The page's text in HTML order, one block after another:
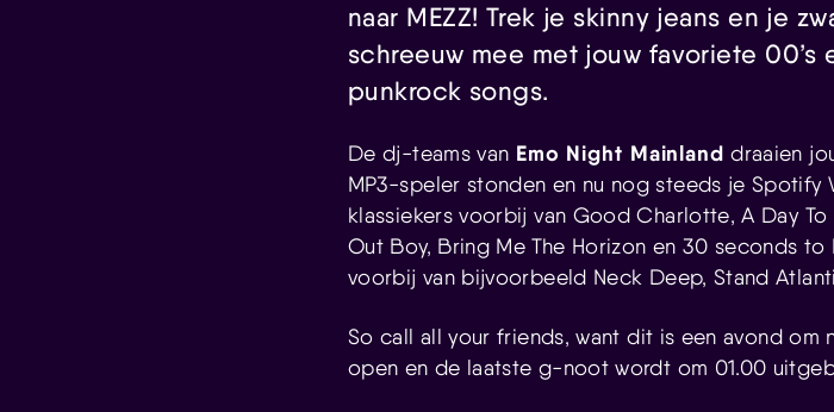
naar MEZZ! Trek je skinny jeans en je
schreeuw mee met jouw favoriete
punkrock songs.
De dj-teams van Emo Night Mainland draaien
MP3-speler stonden en nu nog steeds je Spotify
klassiekers voorbij van Good Charlotte, A Day To
Out Boy, Bring Me The Horizon en 30 seconds
voorbij van bijvoorbeeld Neck Deep, Stand
So call all your friends, want dit is een avond om
open en de laatste g-noot wordt om 01.00